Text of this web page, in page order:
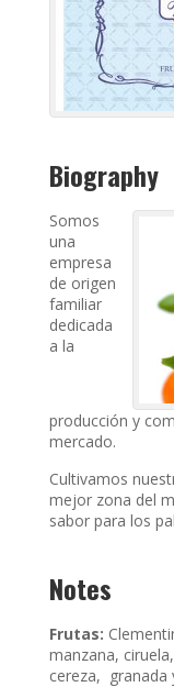
Biography
Somos
una
empresa
de origen
familiar
dedicada
a la
producción y
mercado.
Cultivamos
mejor zona del
sabor para los
Notes
Frutas:
manzana,
cereza,